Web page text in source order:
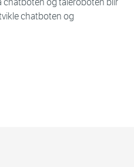
chatboten og taleroboten blir
chatboten og